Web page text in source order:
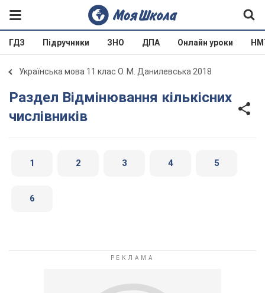
ГДЗ Підручники ЗНО ДПА Онлайн уроки
Українська мова 11 клас О. М. Данилевська 2018
Раздел Відмінювання кількісних
числівників
1 2 3 4 5
6